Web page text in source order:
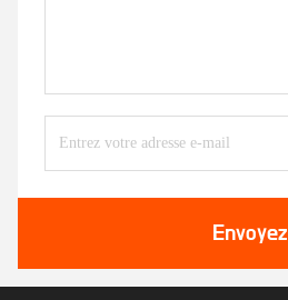
Envoyez